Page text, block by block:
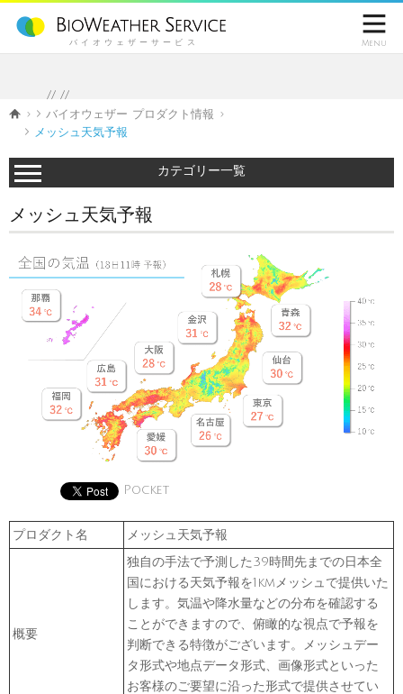
バイオウェザーサービス

Menu
// //
バイオウェザー プロダクト情報
メッシュ天気予報
カテゴリー一覧
メッシュ天気予報
Pocket
プロダクト名 メッシュ天気予報
概要
独自の手法で予測した39時間先までの日本全
国における天気予報を1kmメッシュで提供いた
します。気温や降水量などの分布を確認する
ことができますので、俯瞰的な視点で予報を
判断できる特徴がございます。メッシュデー
タ形式や地点データ形式、画像形式といった
お客様のご要望に沿った形式で提供させてい